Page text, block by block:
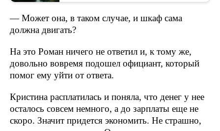
— Может она, в таком случае, и шкаф сама
должна двигать?
На это Роман ничего не ответил и, к тому же,
довольно вовремя подошел официант, который
помог ему уйти от ответа.
Кристина расплатилась и поняла, что денег у нее
осталось совсем немного, а до зарплаты еще не
скоро. Значит придется экономить. Не страшно,